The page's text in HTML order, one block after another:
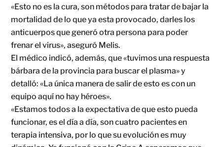
«Esto no es la cura, son métodos para tratar de bajar la
mortalidad de lo que ya esta provocado, darles los
anticuerpos que generó otra persona para poder
frenar el virus», aseguró Melis.
El médico indicó, además, que «tuvimos una respuesta
bárbara de la provincia para buscar el plasma» y
detalló: «La única manera de salir de esto es con un
equipo aquí no hay héroes».
«Estamos todos a la expectativa de que esto pueda
funcionar, es el día a día, son cuatro pacientes en
terapia intensiva, por lo que su evolución es muy